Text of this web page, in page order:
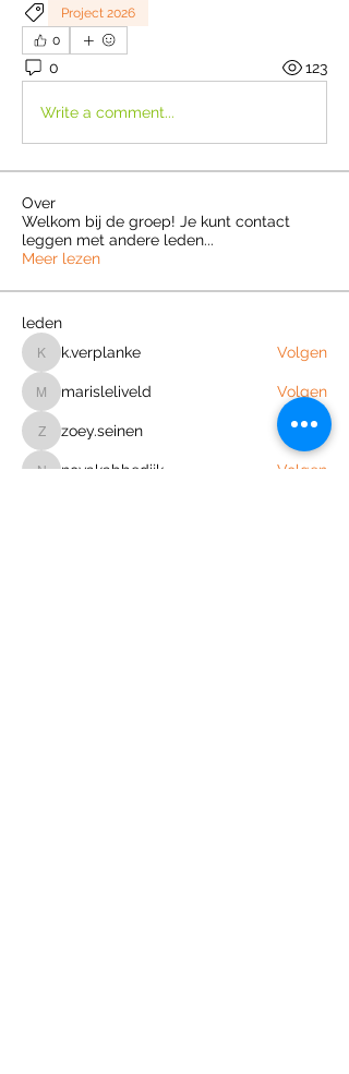
Project 2026
0
0 123
Write a comment...
Over
Welkom bij de groep! Je kunt contact
leggen met andere leden...
Meer lezen
leden
k.verplanke
k.verplanke Volgen
marisleliveld
marisleliveld Volgen
zoey.seinen
zoey.seinen Volgen
novakabbedijk Volgen